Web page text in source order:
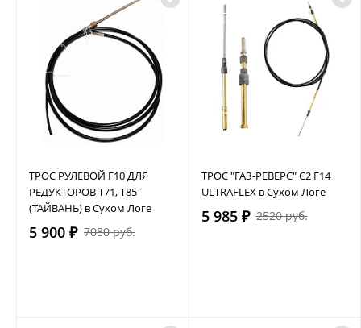
ТРОС РУЛЕВОЙ F10 ДЛЯ
РЕДУКТОРОВ Т71, Т85
(ТАЙВАНЬ) в Сухом Логе
5 900 ₽ 7080 руб.
ТРОС "ГАЗ-РЕВЕРС" C2 F14
ULTRAFLEX в Сухом Логе
5 985 ₽ 2520 руб.